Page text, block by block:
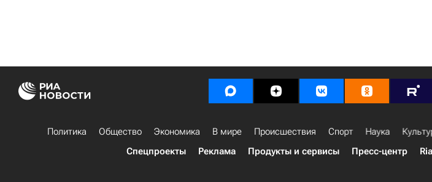
Политика Общество Экономика В мире Происшествия Спорт Наука
Спецпроекты
Реклама Продукты и сервисы Пресс-центр